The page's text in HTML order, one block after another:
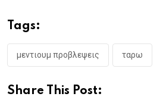
Tags:
μεντιουμ προβλεψεις ταρω
Share This Post: